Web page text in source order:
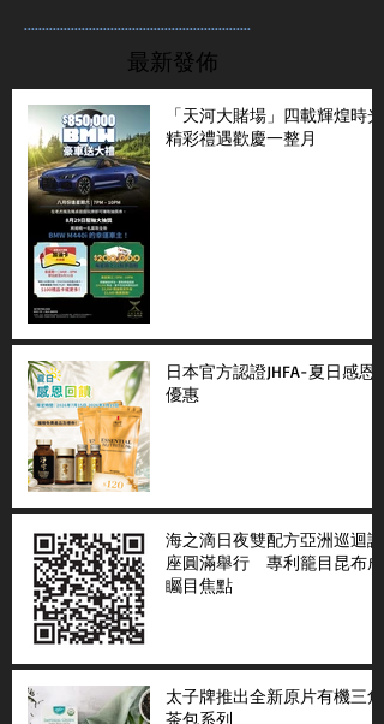
...............................................................
最新發佈
「天河大賭場」四載輝煌時光
精彩禮遇歡慶一整月
日本官方認證JHFA-夏日感恩
優惠
海之滴日夜雙配方亞洲巡迴講
座圓滿舉行 專利籠目昆布成
矚目焦點
太子牌推出全新原片有機三角
茶包系列